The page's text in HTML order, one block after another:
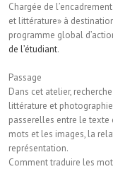
Chargée de
et littérature» à
programme global
de l’étudiant.
Passage
Dans cet atelier,
littérature et photographie.
passerelles entre le texte
mots et les images, la
représentation.
Comment traduire les